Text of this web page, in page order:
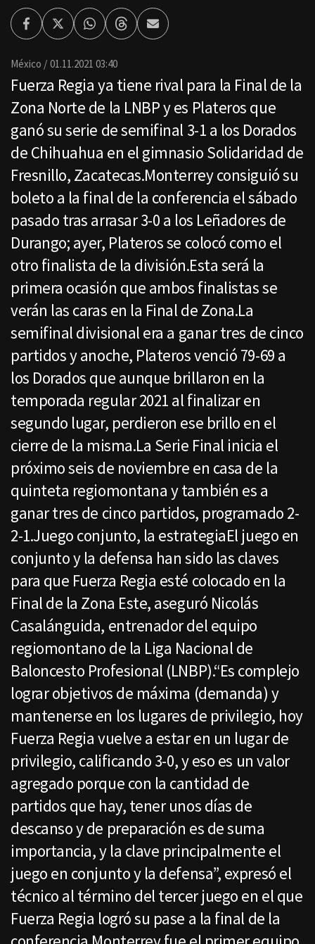
FacebookTwitterWhatsappThreadsEnviar
por
México 01.11.2021 03:40
Fuerza Regia ya tiene rival para la Final de la
Zona Norte de la LNBP y es Plateros que
ganó su serie de semifinal 3-1 a los Dorados
de Chihuahua en el gimnasio Solidaridad de
Fresnillo, Zacatecas.Monterrey consiguió su
boleto a la final de la conferencia el sábado
pasado tras arrasar 3-0 a los Leñadores de
Durango; ayer, Plateros se colocó como el
otro finalista de la división.Esta será la
primera ocasión que ambos finalistas se
verán las caras en la Final de Zona.La
semifinal divisional era a ganar tres de cinco
partidos y anoche, Plateros venció 79-69 a
los Dorados que aunque brillaron en la
temporada regular 2021 al finalizar en
segundo lugar, perdieron ese brillo en el
cierre de la misma.La Serie Final inicia el
próximo seis de noviembre en casa de la
quinteta regiomontana y también es a
ganar tres de cinco partidos, programado 2-
2-1.Juego conjunto, la estrategiaEl juego en
conjunto y la defensa han sido las claves
para que Fuerza Regia esté colocado en la
Final de la Zona Este, aseguró Nicolás
Casalánguida, entrenador del equipo
regiomontano de la Liga Nacional de
Baloncesto Profesional (LNBP).“Es complejo
lograr objetivos de máxima (demanda) y
mantenerse en los lugares de privilegio, hoy
Fuerza Regia vuelve a estar en un lugar de
privilegio, calificando 3-0, y eso es un valor
agregado porque con la cantidad de
partidos que hay, tener unos días de
descanso y de preparación es de suma
importancia, y la clave principalmente el
juego en conjunto y la defensa”, expresó el
técnico al término del tercer juego en el que
Fuerza Regia logró su pase a la final de la